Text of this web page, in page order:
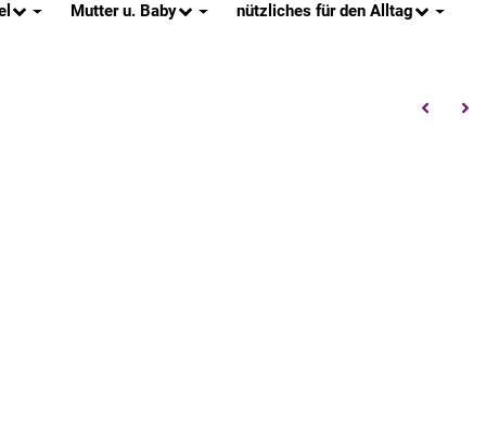
Mutter u. Baby nützliches für den Alltag